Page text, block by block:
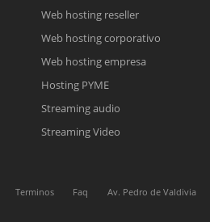
online
un correo electrónico con el enlace a
la reunión online.
Cotización
y nos contactaremos a la brevedad.
Chat Online
electrónico con sus datos personales.
Web hosting reseller
Web hosting corporativo
Web hosting empresa
Hosting PYME
Streaming audio
Streaming Video
Terminos Faq
Av. Pedro de Valdivia